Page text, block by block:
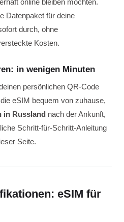
online bleiben möchten.
Datenpaket für deine
durch, ohne
Kosten.
in wenigen Minuten
persönlichen QR-Code
eSIM bequem von zuhause,
in Russland nach der Ankunft,
Schritt-für-Schritt-Anleitung
Seite.
eSIM für